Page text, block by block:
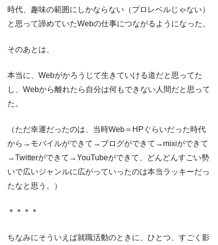
時代、趣味の範囲にしかならない（プロレベルじゃない）
と思って諦めていたWebの仕事につながるようになった。
そのあとは、
本当に、Webがかろうじて生きていける道だと思ってた
し、Webから離れたら自分は何もできない人間だと思って
た。
（ただ幸運だったのは、当時Web＝HPぐらいだった時代
から→モバイルができて→ブログができて→mixiができて
→Twitterができて→YouTubeができて、どんどんすごい勢
いで広いジャンルに広がっていったのは本当ラッキーだっ
たなと思う。）
＊＊＊＊
ちなみにそういえば就職活動のときに、ひとつ、すごく影